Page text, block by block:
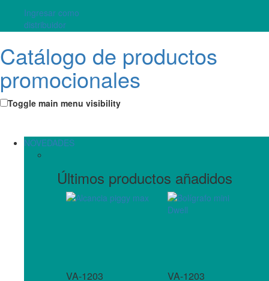
Ingresar como
distribuidor
Catálogo de productos
promocionales
Toggle main menu visibility
NOVEDADES
Últimos productos añadidos
VA-1203 VA-1203